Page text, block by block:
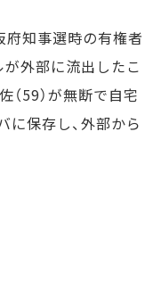
知事選時の有権者
外部に流出したこ
（59）が無断で自宅
に保存し、外部から